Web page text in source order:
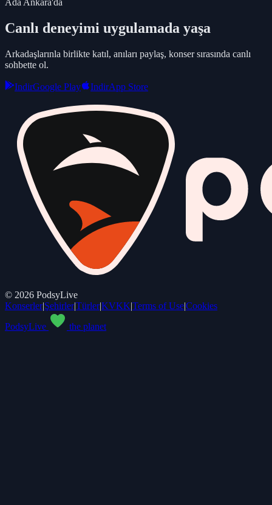
Ada Ankara'da
Canlı deneyimi uygulamada yaşa
Arkadaşlarınla birlikte katıl, anıları paylaş, konser sırasında canlı
sohbette ol.
IndirGoogle Play IndirApp Store
© 2026 PodsyLive
Konserler|Şehirler|Türler|KVKK|Terms of Use|Cookies
PodsyLive
the planet